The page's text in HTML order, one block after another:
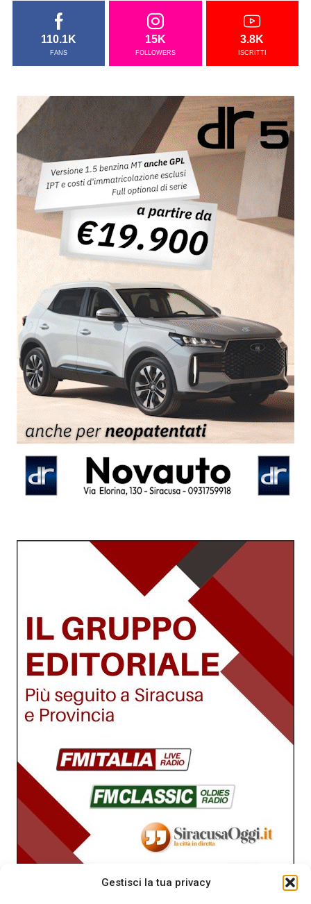
Gestisci la tua privacy
110.1K
FANS
15K
FOLLOWERS
3.8K
ISCRITTI